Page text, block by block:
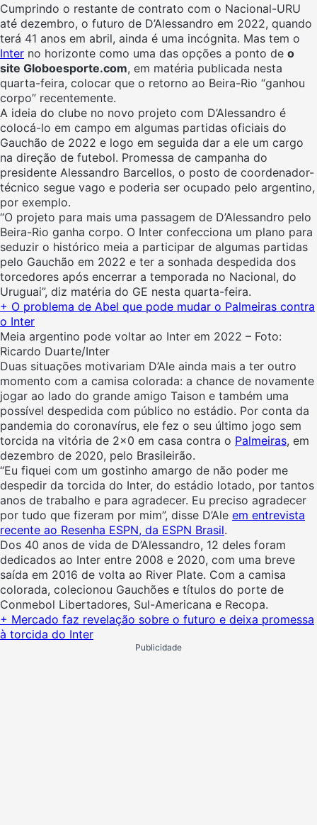
Cumprindo o restante de contrato com o Nacional-URU
até dezembro, o futuro de D’Alessandro em 2022, quando
terá 41 anos em abril, ainda é uma incógnita. Mas tem o
Inter no horizonte como uma das opções a ponto de o
site Globoesporte.com, em matéria publicada nesta
quarta-feira, colocar que o retorno ao Beira-Rio “ganhou
corpo” recentemente.
A ideia do clube no novo projeto com D’Alessandro é
colocá-lo em campo em algumas partidas oficiais do
Gauchão de 2022 e logo em seguida dar a ele um cargo
na direção de futebol. Promessa de campanha do
presidente Alessandro Barcellos, o posto de coordenador-
técnico segue vago e poderia ser ocupado pelo argentino,
por exemplo.
“O projeto para mais uma passagem de D’Alessandro pelo
Beira-Rio ganha corpo. O Inter confecciona um plano para
seduzir o histórico meia a participar de algumas partidas
pelo Gauchão em 2022 e ter a sonhada despedida dos
torcedores após encerrar a temporada no Nacional, do
Uruguai”, diz matéria do GE nesta quarta-feira.
+ O problema de Abel que pode mudar o Palmeiras contra
o Inter
Meia argentino pode voltar ao Inter em 2022 – Foto:
Ricardo Duarte/Inter
Duas situações motivariam D’Ale ainda mais a ter outro
momento com a camisa colorada: a chance de novamente
jogar ao lado do grande amigo Taison e também uma
possível despedida com público no estádio. Por conta da
pandemia do coronavírus, ele fez o seu último jogo sem
torcida na vitória de 2×0 em casa contra o Palmeiras, em
dezembro de 2020, pelo Brasileirão.
“Eu fiquei com um gostinho amargo de não poder me
despedir da torcida do Inter, do estádio lotado, por tantos
anos de trabalho e para agradecer. Eu preciso agradecer
por tudo que fizeram por mim”, disse D’Ale em entrevista
recente ao Resenha ESPN, da ESPN Brasil.
Dos 40 anos de vida de D’Alessandro, 12 deles foram
dedicados ao Inter entre 2008 e 2020, com uma breve
saída em 2016 de volta ao River Plate. Com a camisa
colorada, colecionou Gauchões e títulos do porte de
Conmebol Libertadores, Sul-Americana e Recopa.
+ Mercado faz revelação sobre o futuro e deixa promessa
à torcida do Inter
Publicidade